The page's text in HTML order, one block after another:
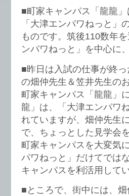
■町家キャンパス「龍龍
「大津エンパワねっと」
ものです。筑後110数年
ンパワねっと」を中心に
■昨日は入試の仕事が終
の畑仲先生＆笠井先生の
町家キャンパス「龍龍」
龍」は、「大津エンパワ
れていますが、畑仲先生
で、ちょっとした見学会
町家キャンパスを大変気
パワねっと」だけてでは
キャンパスを利活用して
■ところで、街中には、